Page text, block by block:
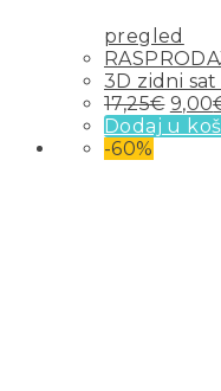
pregled
3D zidni
17,25€ 9,00
Dodaj u
-60%